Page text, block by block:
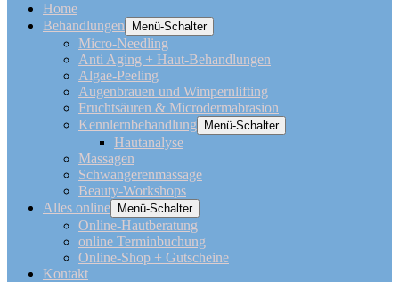
Home
Behandlungen
Menü-Schalter
Micro-Needling
Anti Aging + Haut-Behandlungen
Algae-Peeling
Augenbrauen und Wimpernlifting
Fruchtsäuren & Microdermabrasion
Kennlernbehandlung
Menü-Schalter
Hautanalyse
Massagen
Schwangerenmassage
Beauty-Workshops
Alles online
Menü-Schalter
Online-Hautberatung
online Terminbuchung
Online-Shop + Gutscheine
Kontakt